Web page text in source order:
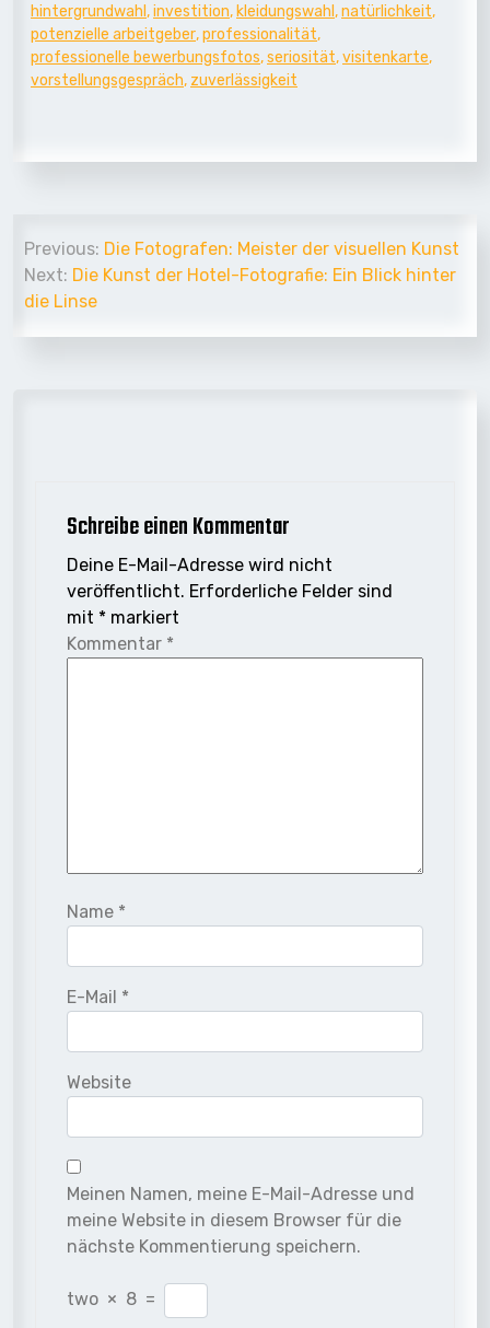
hintergrundwahl ,investition, kleidungswahl ,natürlichkeit,
potenzielle arbeitgeber,professionalität,
professionelle bewerbungsfotos,seriosität,visitenkarte,
vorstellungsgespräch, zuverlässigkeit
Beitrags-
Navigation
Previous: Die Fotografen: Meister der visuellen Kunst
Next: Die Kunst der Hotel-Fotografie: Ein Blick hinter
die Linse
Schreibe einen Kommentar
Deine E-Mail-Adresse wird nicht
veröffentlicht. Erforderliche Felder sind
mit * markiert
Kommentar *
Name *
E-Mail *
Website
Meinen Namen, meine E-Mail-Adresse und
meine Website in diesem Browser für die
nächste Kommentierung speichern.
two × 8 =